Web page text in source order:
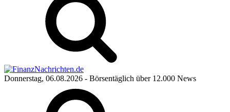
Donnerstag, 06.08.2026 - Börsentäglich über 12.000 News